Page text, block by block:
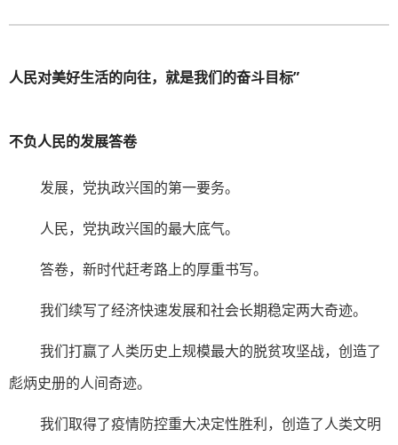
人民对美好生活的向往，就是我们的奋斗目标”
不负人民的发展答卷
发展，党执政兴国的第一要务。
人民，党执政兴国的最大底气。
答卷，新时代赶考路上的厚重书写。
我们续写了经济快速发展和社会长期稳定两大奇迹。
我们打赢了人类历史上规模最大的脱贫攻坚战，创造了
彪炳史册的人间奇迹。
我们取得了疫情防控重大决定性胜利，创造了人类文明